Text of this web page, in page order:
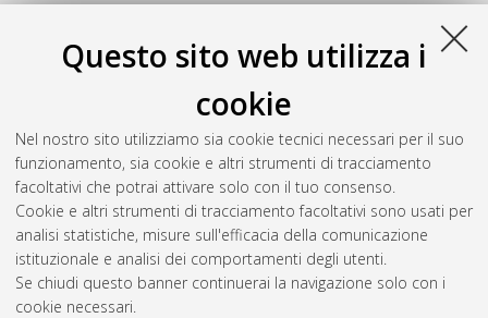
Questo sito web utilizza i
cookie
Nel nostro sito utilizziamo sia cookie tecnici necessari per il suo
funzionamento, sia cookie e altri strumenti di tracciamento
facoltativi che potrai attivare solo con il tuo consenso.
Cookie e altri strumenti di tracciamento facoltativi sono usati per
analisi statistiche, misure sull'efficacia della comunicazione
istituzionale e analisi dei comportamenti degli utenti.
Se chiudi questo banner continuerai la navigazione solo con i
cookie necessari.
2023(1)
2021(2)
2018(4)
2017(3)
2016 (3)
2014(1)
2012(1)
2011(1)